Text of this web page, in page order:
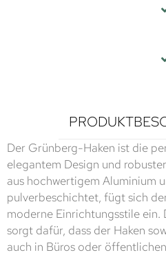
Der Grünberg-Haken ist die
elegantem Design und
aus hochwertigem Aluminium
pulverbeschichtet, fügt sich
moderne Einrichtungsstile ein.
sorgt dafür, dass der Haken
auch in Büros oder